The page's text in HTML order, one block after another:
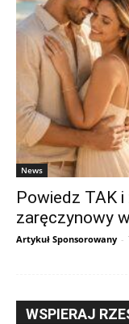
News
Powiedz TAK
zaręczynowy
Artykuł Sponsorowany -
WSPIERAJ